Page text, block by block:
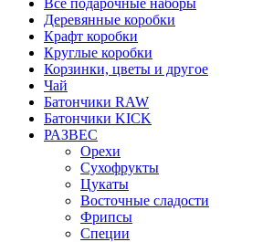
Деревянные коробки
Крафт коробки
Круглые коробки
Корзинки, цветы и другое
Чай
Батончики RAW
Батончики KICK
РАЗВЕС
Орехи
Сухофрукты
Цукаты
Восточные сладости
Фрипсы
Специи